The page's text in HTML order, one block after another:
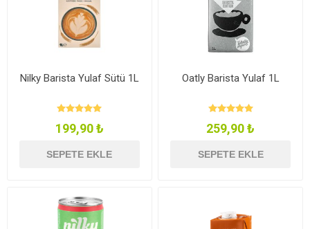
Nilky Barista Yulaf Sütü 1L
199,90 ₺
SEPETE EKLE
Oatly Barista Yulaf 1L
259,90 ₺
SEPETE EKLE